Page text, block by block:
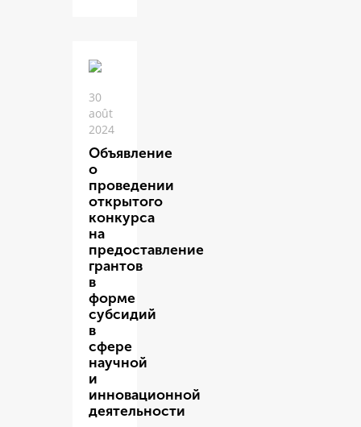
30
août
2024
Объявление
о
проведении
открытого
конкурса
на
предоставление
грантов
в
форме
субсидий
в
сфере
научной
и
инновационной
деятельности